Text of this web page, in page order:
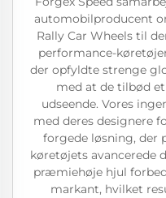
automobilproducent
Rally Car Wheels til
performance-
der opfyldte strenge
med at de tilbød
udseende. Vores
med deres designere
forgede løsning, der
køretøjets avancerede
præmiehøje hjul
markant, hvilket